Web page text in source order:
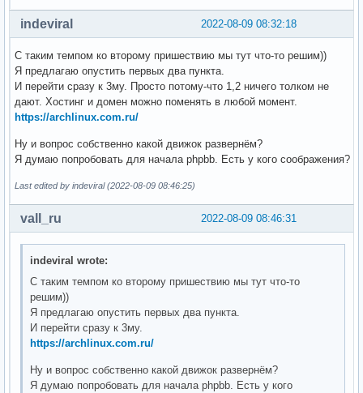
2022-08-09 08:32:18
indeviral
С таким темпом ко второму пришествию мы тут что-то решим))
Я предлагаю опустить первых два пункта.
И перейти сразу к 3му. Просто потому-что 1,2 ничего толком не
дают. Хостинг и домен можно поменять в любой момент.
https://archlinux.com.ru/
Ну и вопрос собственно какой движок развернём?
Я думаю попробовать для начала phpbb. Есть у кого соображения?
Last edited by indeviral (2022-08-09 08:46:25)
2022-08-09 08:46:31
vall_ru
indeviral wrote:
С таким темпом ко второму пришествию мы тут что-то
решим))
Я предлагаю опустить первых два пункта.
И перейти сразу к 3му.
https://archlinux.com.ru/
Ну и вопрос собственно какой движок развернём?
Я думаю попробовать для начала phpbb. Есть у кого